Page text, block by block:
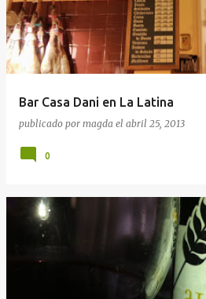
Bar Casa Dani en La Latina
publicado por magda el abril 25, 2013
0